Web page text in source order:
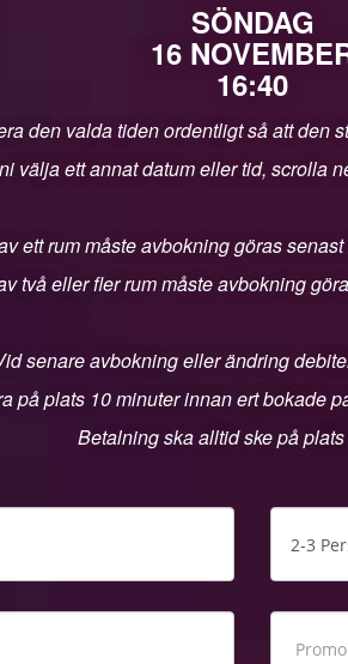
SÖNDAG
16
16:40
den valda tiden ordentligt så att den
välja ett annat datum eller tid, scrolla
ett rum måste avbokning göras
två eller fler rum måste avbokning
senare avbokning eller ändring
på plats 10 minuter innan ert bokade
Betalning ska alltid ske på